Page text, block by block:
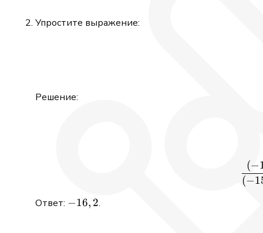
Упростите выражение:
Решение:
(−
(−
Ответ: -16,2
−16, 2.